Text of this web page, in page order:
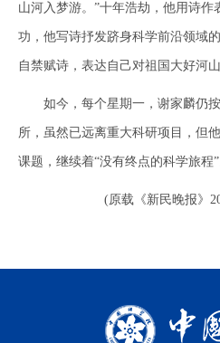
山河入梦游。”十年浩劫，他用诗作
功，他写诗抒发跻身科学前沿领域
自禁赋诗，表达自己对祖国大好河山
如今，每个星期一，谢家麟仍按
所，虽然已远离重大科研项目，但
课题，继续着“没有终点的科学旅程
(原载《新民晚报》